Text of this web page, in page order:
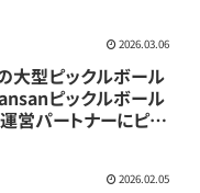
2026.03.06
大型ピックルボール
ピックルボール
営パートナーにピッ
2026.02.05